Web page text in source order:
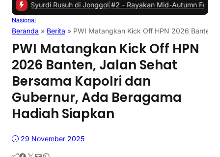
Rusuh di Jonggol |#2 -Rayakan Mid-Autumn Festival dengan
Nasional
Beranda » Berita » PWI Matangkan Kick Off HPN 2026 Banten,
PWI Matangkan Kick Off HPN
2026 Banten, Jalan Sehat
Bersama Kapolri dan
Gubernur, Ada Beragama
Hadiah Siapkan
29 November 2025